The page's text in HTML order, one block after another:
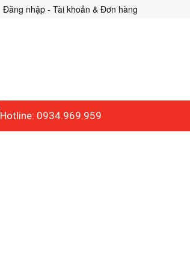
Đăng nhập - Tài khoản & Đơn hàng
Hotline: 0934.969.959